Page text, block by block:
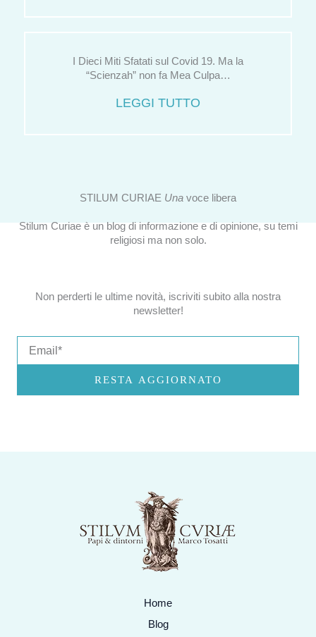
I Dieci Miti Sfatati sul Covid 19. Ma la
“Scienzah” non fa Mea Culpa…
LEGGI TUTTO
STILUM CURIAE Una voce libera
Stilum Curiae è un blog di informazione e di opinione, su temi
religiosi ma non solo.
Non perderti le ultime novità, iscriviti subito alla nostra
newsletter!
RESTA AGGIORNATO
Home
Blog